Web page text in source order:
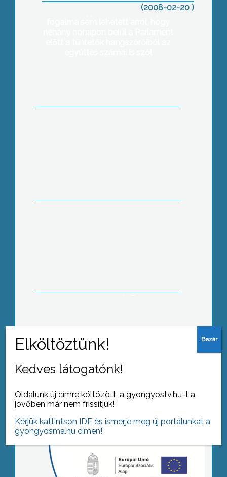
(2008-02-20 )
című, a Romantikus Erőszak
mindennapjait bemutató filmjét,
működtetési jogát
Tovább az archívumra
Kedves látogatónk!
Oldalunk új címre költözött, a gyongyostv.hu-t a
jövőben már nem frissítjük!
Kérjük kattintson IDE és ismerje meg új portálunkat a
gyongyosma.hu címen!